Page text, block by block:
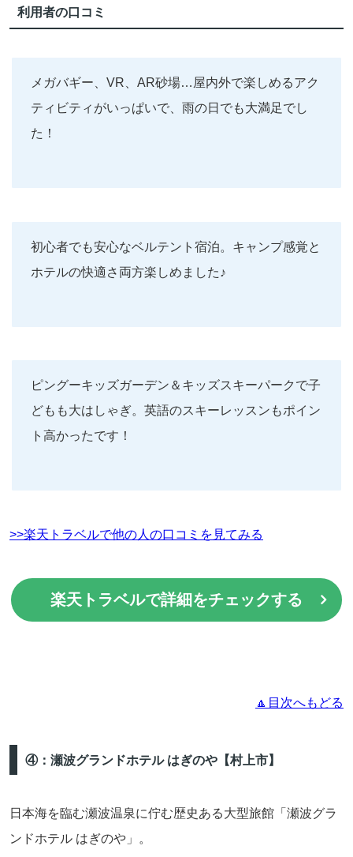
利用者の口コミ
メガバギー、VR、AR砂場…屋内外で楽しめるアク
ティビティがいっぱいで、雨の日でも大満足でし
た！
初心者でも安心なベルテント宿泊。キャンプ感覚と
ホテルの快適さ両方楽しめました♪
ピングーキッズガーデン＆キッズスキーパークで子
どもも大はしゃぎ。英語のスキーレッスンもポイン
ト高かったです！
>>楽天トラベルで他の人の口コミを見てみる
楽天トラベルで詳細をチェックする
🔼目次へもどる
④：瀬波グランドホテル はぎのや【村上市】
日本海を臨む瀬波温泉に佇む歴史ある大型旅館「瀬波グラ
ンドホテル はぎのや」。